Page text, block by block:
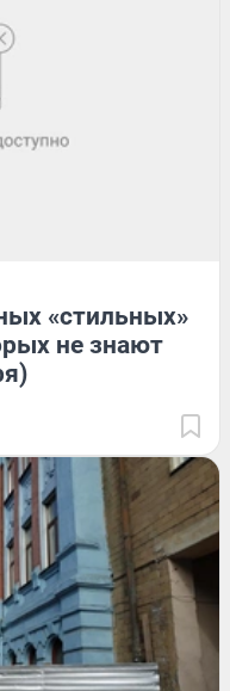
«стильных»
не знают